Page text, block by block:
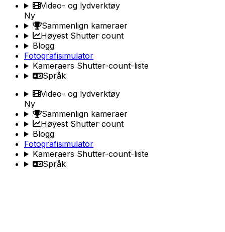
Video- og lydverktøy
Ny
Sammenlign kameraer
Høyest Shutter count
Blogg
Fotografisimulator
Kameraers Shutter-count-liste
Språk
Video- og lydverktøy
Ny
Sammenlign kameraer
Høyest Shutter count
Blogg
Fotografisimulator
Kameraers Shutter-count-liste
Språk